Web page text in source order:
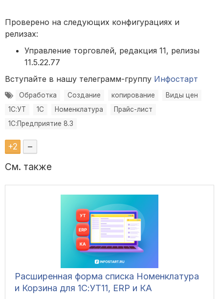
Проверено на следующих конфигурациях и
релизах:
Управление торговлей, редакция 11, релизы
11.5.22.77
Вступайте в нашу телеграмм-группу Инфостарт
Обработка Создание копирование
Виды цен
1С:УТ
1С Номенклатура
Прайс-лист
1С:Предприятие 8.3
+2 –
См. также
Расширенная форма списка Номенклатура
и Корзина для 1С:УТ11, ERP и КА